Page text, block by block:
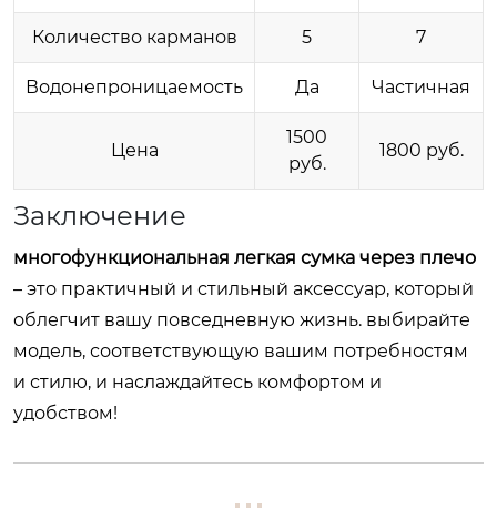
Количество карманов 5 7
Водонепроницаемость Да Частичная
Цена
1500
руб.
1800 руб.
Заключение
многофункциональная легкая сумка через плечо
– это практичный и стильный аксессуар, который
облегчит вашу повседневную жизнь. выбирайте
модель, соответствующую вашим потребностям
и стилю, и наслаждайтесь комфортом и
удобством!